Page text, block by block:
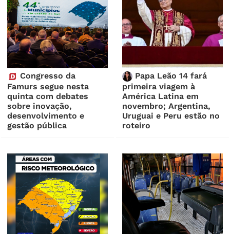
Congresso da
Famurs segue nesta
quinta com debates
sobre inovação,
desenvolvimento e
gestão pública
Papa Leão 14 fará
primeira viagem à
América Latina em
novembro; Argentina,
Uruguai e Peru estão no
roteiro